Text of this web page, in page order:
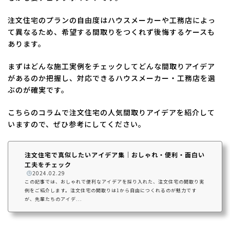
注文住宅のプランの自由度はハウスメーカーや工務店によっ
て異なるため、希望する間取りをつくれず後悔するケースも
あります。
まずはどんな施工実例をチェックしてどんな間取りアイデア
があるのか把握し、対応できるハウスメーカー・工務店を選
ぶのが確実です。
こちらのコラムで注文住宅の人気間取りアイデアを紹介して
いますので、ぜひ参考にしてください。
注文住宅で真似したいアイデア集｜おしゃれ・便利・面白い
工夫をチェック
2024.02.29
この記事では、おしゃれで便利なアイデアを採り入れた、注文住宅の間取り実
例をご紹介します。注文住宅の間取りは1から自由につくれるのが魅力です
が、先輩たちのアイデ...